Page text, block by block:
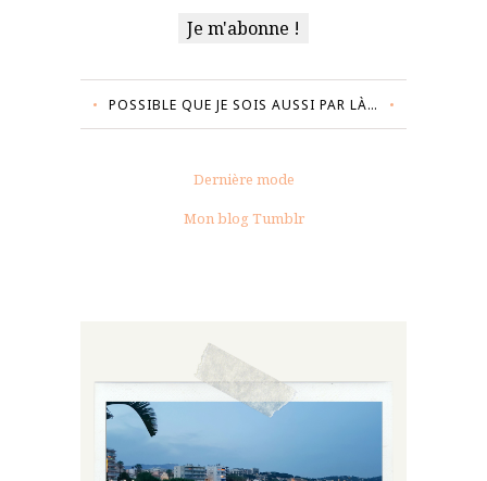
POSSIBLE QUE JE SOIS AUSSI PAR LÀ…
Dernière mode
Mon blog Tumblr